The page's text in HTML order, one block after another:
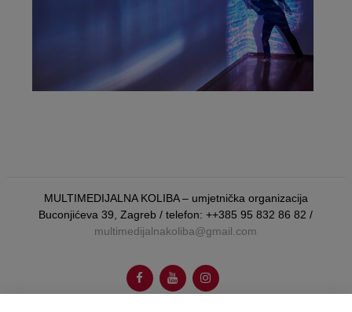
MULTIMEDIJALNA KOLIBA – umjetnička organizacija
Buconjićeva 39, Zagreb / telefon: ++385 95 832 86 82 /
multimedijalnakoliba@gmail.com